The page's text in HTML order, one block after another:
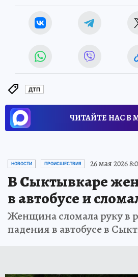
ДТП
ЧИТАЙТЕ НАС В
НОВОСТИ ПРОИСШЕСТВИЯ 26 мая 2026
В Сыктывкаре
в автобусе и
Женщина сломала руку в
падения в автобусе в